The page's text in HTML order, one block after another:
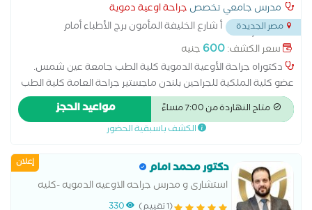
مدرس جامعي تخصص جراحة اوعية دموية
مصر الجديدة
أ شارع الخليفة المأمون برج الأطباء أمام
سوق العصر أعلي صيدلية الميري و جولي للبصريات
سعر الكشف:600 جنيه
دكتوراه جراحة الأوعية الدموية كلية الطب جامعة عين شمس.
عضو كلية الملكية للجراحين بلندن ماجستير جراحة العامة كلية الطب
جامعة عين شمس مدرس جراحة الأوعية الدموية بكلية الطب
جامعة عين شمس
متاح النهاردة من 7:00 مساءً مواعيد الحجز
الكشف باسبقية الحضور
إعلان دكتور محمد امام
استشارى و مدرس جراحه الاوعيه الدمويه -كليه
الطب القصر العينى بجامعه القاهره